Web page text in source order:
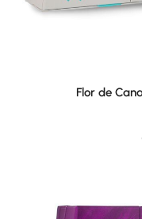
Flor de